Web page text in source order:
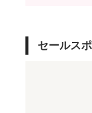
セールス